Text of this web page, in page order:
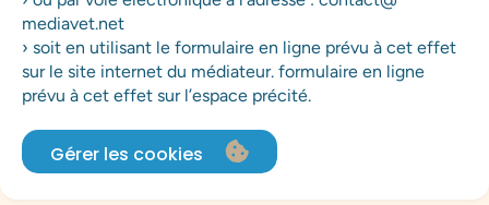
mediavet.net
› soit en utilisant le formulaire en ligne prévu à cet effet
sur le site internet du médiateur. formulaire en ligne
prévu à cet effet sur l’espace précité.
Gérer les cookies